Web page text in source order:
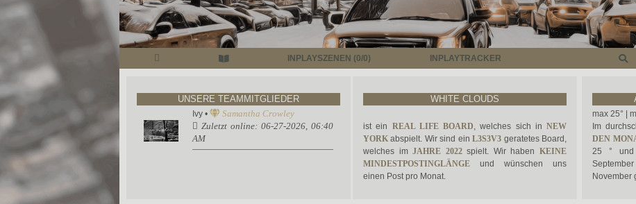
INPLAYSZENEN (0/0) INPLAYTRACKER
UNSERE TEAMMITGLIEDER
Ivy •
Samantha Crowley
Zuletzt online: 06-27-2026, 06:40
AM
WHITE CLOUDS
ist ein REAL LIFE BOARD , welches sich in NEW
YORK abspielt. Wir sind einL3S3V3 geratetes Board,
welches imJAHRE 2022spielt. Wir habenKEINE
MINDESTPOSTINGLÄNGE und wünschen uns
einen Post pro Monat.
max 25° |
Im
DEN
25 ° und
November